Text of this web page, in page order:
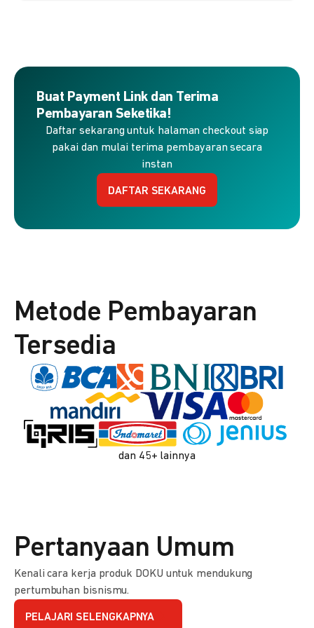
Buat Payment Link dan Terima
Pembayaran Seketika!
Daftar sekarang untuk halaman checkout siap
pakai dan mulai terima pembayaran secara
instan
DAFTAR SEKARANG
Metode Pembayaran
Tersedia
dan 45+ lainnya
Pertanyaan Umum
Kenali cara kerja produk DOKU untuk mendukung
pertumbuhan bisnismu.
PELAJARI SELENGKAPNYA